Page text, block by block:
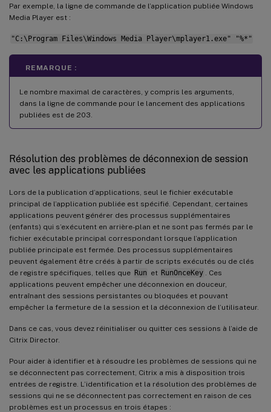
Par exemple, la ligne de commande de l’application publiée Windows
Media Player est :
"C:\Program Files\Windows Media Player\mplayer1.exe" "%*"
REMARQUE :
Le nombre maximal de caractères, y compris les arguments,
dans la ligne de commande pour le lancement des applications
publiées est de 203.
Résolution des problèmes de déconnexion de session
avec les applications publiées
Lors de la publication d’applications, seul le fichier exécutable
principal de l’application publiée est spécifié. Cependant, certaines
applications peuvent générer des processus supplémentaires
(enfants) qui s’exécutent en arrière-plan et ne sont pas fermés par le
fichier exécutable principal correspondant lorsque l’application
publiée principale est fermée. Des processus supplémentaires
peuvent également être créés à partir de scripts exécutés ou de clés
de registre spécifiques, telles que Run et RunOnceKey
. Ces
applications peuvent empêcher une déconnexion en douceur,
entraînant des sessions persistantes ou bloquées et pouvant
empêcher la fermeture de la session et la déconnexion de l’utilisateur.
Dans ce cas, vous devez réinitialiser ou quitter ces sessions à l’aide de
Citrix Director.
Pour aider à identifier et à résoudre les problèmes de sessions qui ne
se déconnectent pas correctement, Citrix a mis à disposition trois
entrées de registre. L’identification et la résolution des problèmes de
sessions qui ne se déconnectent pas correctement en raison de ces
problèmes est un processus en trois étapes :